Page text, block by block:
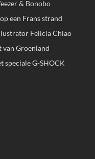
& Bonobo
een Frans strand
Felicia Chiao
van Groenland
speciale G-SHOCK